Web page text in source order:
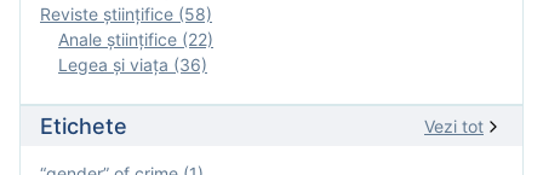
Reviste ştiinţifice (58)
Anale ştiinţifice (22)
Legea şi viaţa (36)
Etichete Vezi tot